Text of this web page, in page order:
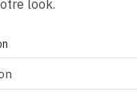
look.